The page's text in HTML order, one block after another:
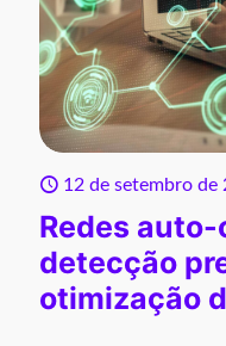
12 de setembro de
Redes
detecção
otimização